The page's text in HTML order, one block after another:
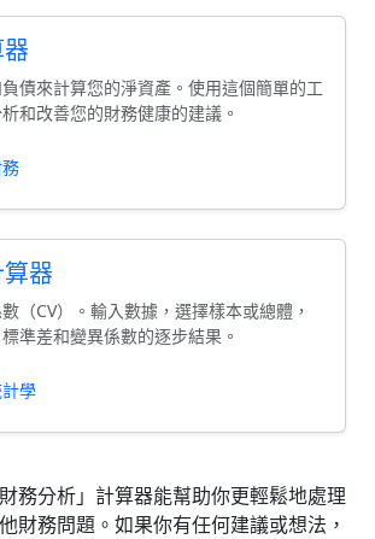
債來計算您的淨資產。使用這個簡單的工
和改善您的財務健康的建議。
器
（CV）。輸入數據，選擇樣本或總體，
準差和變異係數的逐步結果。
學
務分析」計算器能幫助你更輕鬆地處理
財務問題。如果你有任何建議或想法，